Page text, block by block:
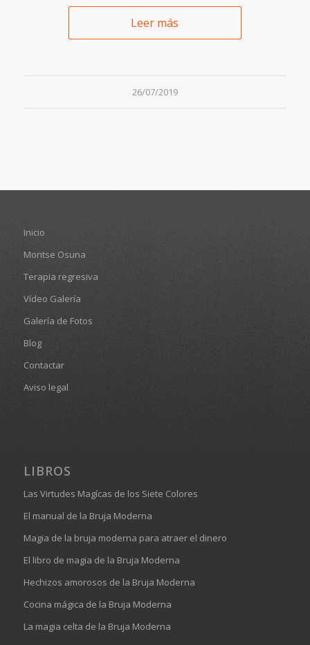
Leer más
26/07/2019
Inicio
Montse Osuna
Terapia regresiva
Vídeo Galería
Galería de Fotos
Blog
Contactar
Aviso legal
LIBROS
Las Virtudes Magícas de los Siete Colores
El manual de la Bruja Moderna
Magia de la bruja moderna para atraer el dinero
El libro de magia de la Bruja Moderna
Hechizos amorosos de la Bruja Moderna
Cocina mágica de la Bruja Moderna
La magia celta de la Bruja Moderna